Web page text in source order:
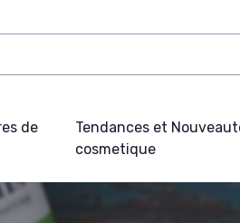
de
Tendances et
cosmetique